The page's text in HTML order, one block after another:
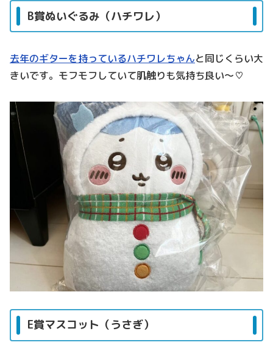
B賞ぬいぐるみ（ハチワレ）
去年のギターを持っているハチワレちゃんと同じくらい大
きいです。モフモフしていて肌触りも気持ち良い～♡
E賞マスコット（うさぎ）